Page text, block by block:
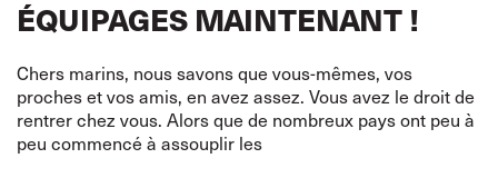
ÉQUIPAGES MAINTENANT !
Chers marins, nous savons que vous-mêmes, vos
proches et vos amis, en avez assez. Vous avez le droit de
rentrer chez vous. Alors que de nombreux pays ont peu à
peu commencé à assouplir les